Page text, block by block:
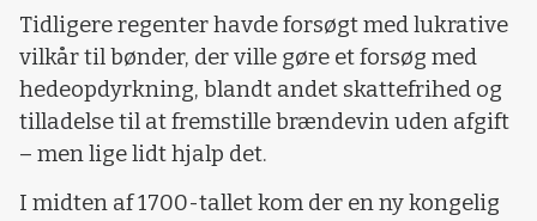
Tidligere regenter havde forsøgt med lukrative
vilkår til bønder, der ville gøre et forsøg med
hedeopdyrkning, blandt andet skattefrihed og
tilladelse til at fremstille brændevin uden afgift
– men lige lidt hjalp det.
I midten af 1700-tallet kom der en ny kongelig